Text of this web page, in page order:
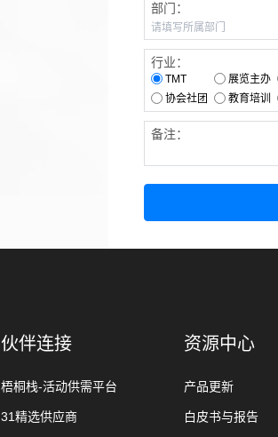
部门：
行业：
TMT 展览主办
协会社团
教育培训
备注：
伙伴连接
梧桐栈-活动供需平台
31精选供应商
资源中心
产品更新
白皮书与报告